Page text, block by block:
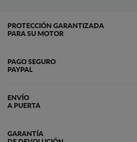
PROTECCIÓN GARANTIZADA
PARA SU MOTOR
PAGO SEGURO
PAYPAL
ENVÍO
A PUERTA
GARANTÍA